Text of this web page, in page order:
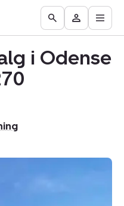
Boliger
til
Find
mægler
Få
vurderet
bolig
Go
to
the
Search
Besøg
Mit
Nybolig
Åbn
i Odense